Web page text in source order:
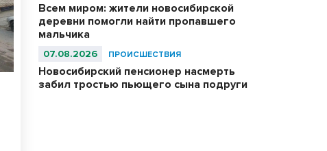
Всем миром: жители новосибирской
деревни помогли найти пропавшего
мальчика
07.08.2026 ПРОИСШЕСТВИЯ
Новосибирский пенсионер насмерть
забил тростью пьющего сына подруги